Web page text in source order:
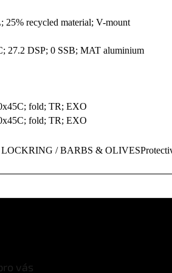
recycled material; V-mount
27.2 DSP; 0 SSB; MAT aluminium
fold; TR; EXO
fold; TR; EXO
/ BARBS &
vás